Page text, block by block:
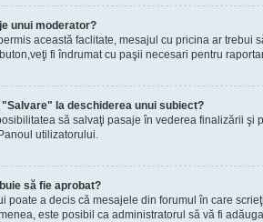
unui moderator?
această faclitate, mesajul cu pricina ar trebui
fi îndrumat cu paşii necesari pentru
la deschiderea unui subiect?
să salvaţi pasaje în vederea finalizării şi
utilizatorului.
să fie aprobat?
poate a decis că mesajele din forumul în care
este posibil ca administratorul să vă fi